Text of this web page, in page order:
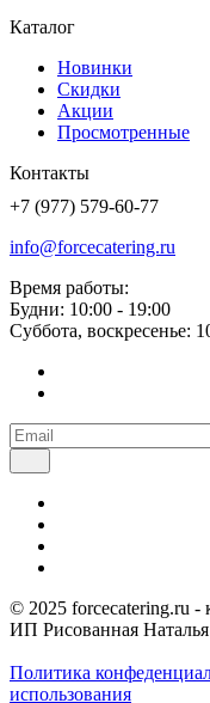
Каталог
Новинки
Скидки
Акции
Просмотренные
Контакты
+7 (977) 579-60-77
info@forcecatering.ru
Время работы:
Будни: 10:00 - 19:00
Суббота, воскресенье:
© 2025 forcecatering.ru
ИП Рисованная
Политика
использования